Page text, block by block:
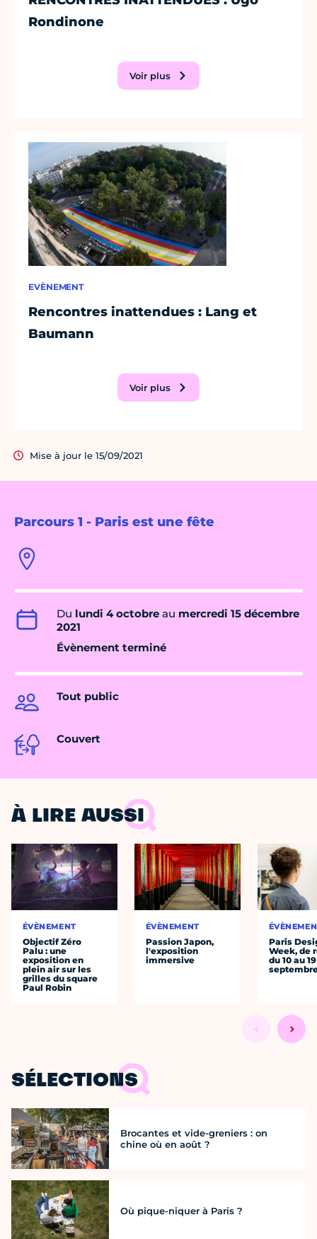
Parcours 1 - Paris est une fête
Du lundi 4 octobre au mercredi 15 décembre
2021
Évènement terminé
Tout public
Couvert
Rondinone
Voir plus
EVÈNEMENT
Rencontres inattendues : Lang et
Baumann
Voir plus
Mise à jour le 15/09/2021
À LIRE AUSSI
ÉVÈNEMENT
Objectif Zéro
Palu : une
exposition en
plein air sur les
grilles du square
Paul Robin
ÉVÈNEMENT
Passion Japon,
l'exposition
immersive
Paris
Week, de
du 10 au 19
SÉLECTIONS
Brocantes et vide-greniers : on
chine où en août ?
Où pique-niquer à Paris ?